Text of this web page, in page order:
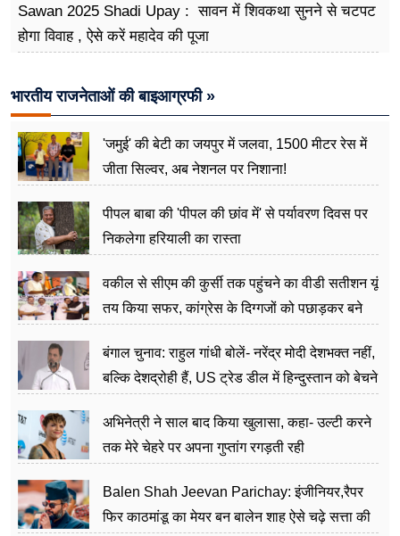
Sawan 2025 Shadi Upay : सावन में शिवकथा सुनने से चटपट
होगा विवाह , ऐसे करें महादेव की पूजा
भारतीय राजनेताओं की बाइआग्रफी »
'जमुई' की बेटी का जयपुर में जलवा, 1500 मीटर रेस में
जीता सिल्वर, अब नेशनल पर निशाना!
पीपल बाबा की 'पीपल की छांव में' से पर्यावरण दिवस पर
निकलेगा हरियाली का रास्ता
वकील से सीएम की कुर्सी तक पहुंचने का वीडी सतीशन यूं
तय किया सफर, कांग्रेस के दिग्गजों को पछाड़कर बने
बंगाल चुनाव: राहुल गांधी बोलें- नरेंद्र मोदी देशभक्त नहीं,
बल्कि देशद्रोही हैं, US ट्रेड डील में हिन्दुस्तान को बेचने
अभिनेत्री ने साल बाद किया खुलासा, कहा- उल्टी करने
तक मेरे चेहरे पर अपना गुप्तांग रगड़ती रही
Balen Shah Jeevan Parichay: इंजीनियर,रैपर
फिर काठमांडू का मेयर बन बालेन शाह ऐसे चढ़े सत्ता की